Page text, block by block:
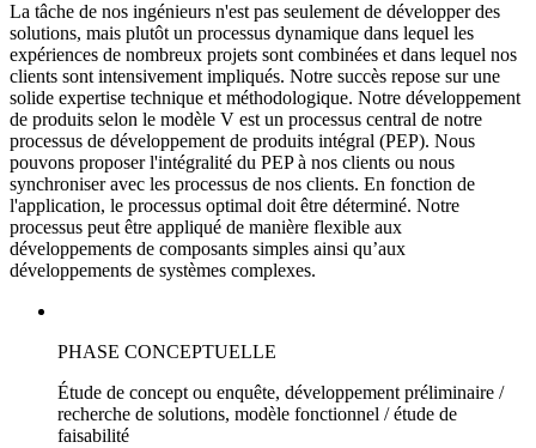
La tâche de nos ingénieurs n'est pas seulement de développer des
solutions, mais plutôt un processus dynamique dans lequel les
expériences de nombreux projets sont combinées et dans lequel nos
clients sont intensivement impliqués. Notre succès repose sur une
solide expertise technique et méthodologique. Notre développement
de produits selon le modèle V est un processus central de notre
processus de développement de produits intégral (PEP). Nous
pouvons proposer l'intégralité du PEP à nos clients ou nous
synchroniser avec les processus de nos clients. En fonction de
l'application, le processus optimal doit être déterminé. Notre
processus peut être appliqué de manière flexible aux
développements de composants simples ainsi qu’aux
développements de systèmes complexes.
PHASE CONCEPTUELLE
Étude de concept ou enquête, développement préliminaire /
recherche de solutions, modèle fonctionnel / étude de
faisabilité